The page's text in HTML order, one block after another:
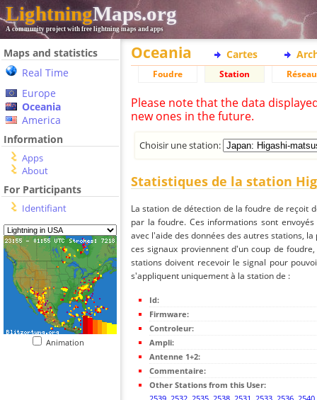
LightningMaps.org
A community project with free lightning maps and apps
Maps and statistics
Real Time
Europe
Oceania
America
Information
Apps
About
For Participants
Identifiant
Animation
Oceania Cartes
Foudre Station Réseau
Please note that the data
new ones in the future.
Choisir une station:
Statistiques de la station
La station de détection de la foudre de reçoit
par la foudre. Ces informations sont
avec l'aide des données des autres stations,
ces signaux proviennent d'un coup de
stations doivent recevoir le signal pour
s'appliquent uniquement à la station de :
Id:
Firmware:
Controleur:
Ampli:
Antenne 1+2:
Commentaire:
Other Stations from this User: